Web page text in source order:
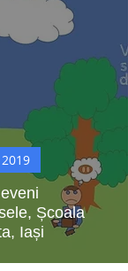
Școala
Iași